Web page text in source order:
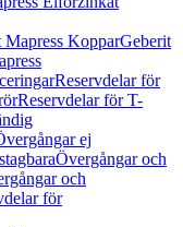
Mapress KopparGeberit
Reservdelar för
Reservdelar för T-
ej
Övergångar och
och
för